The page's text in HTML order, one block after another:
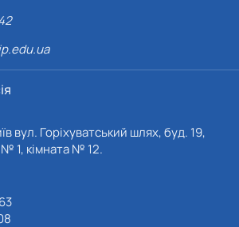
вул. Горіхуватський шлях, буд. 19,
1, кімната № 12.